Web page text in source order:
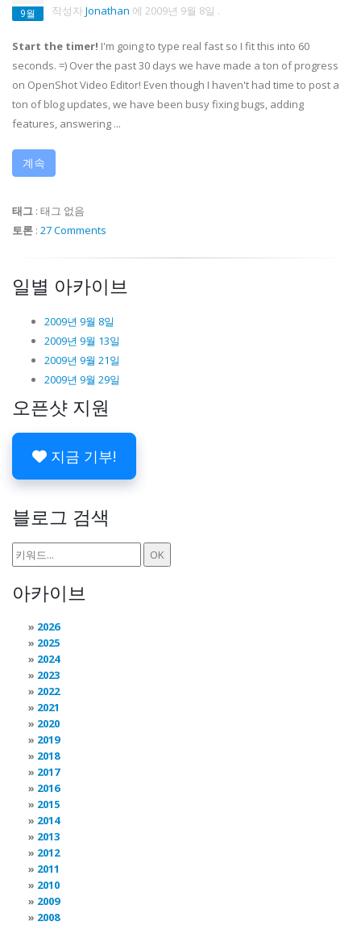
9월 작성자Jonathan 에 2009년 9월 8일 .
Start the timer! I'm going to type real fast so I fit this into 60
seconds. =) Over the past 30 days we have made a ton of progress
on OpenShot Video Editor! Even though I haven't had time to post a
ton of blog updates, we have been busy fixing bugs, adding
features, answering ...
계속
태그 : 태그 없음
토론 : 27 Comments
일별 아카이브
2009년 9월 8일
2009년 9월 13일
2009년 9월 21일
2009년 9월 29일
오픈샷 지원
지금 기부!
블로그 검색
아카이브
2026
2025
2024
2023
2022
2021
2020
2019
2018
2017
2016
2015
2014
2013
2012
2011
2010
2009
2008